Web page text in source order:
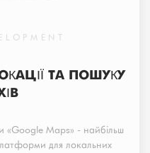
ТА ПОШУКУ
Maps» - найбільш
для локальних